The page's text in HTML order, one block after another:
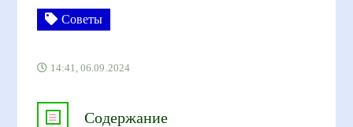
Советы
14:41, 06.09.2024
Содержание